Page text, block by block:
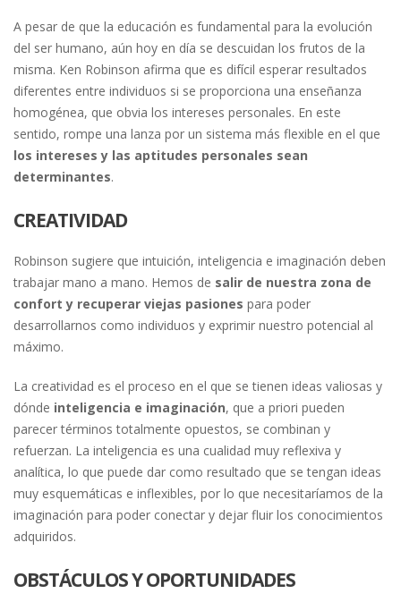
A pesar de que la educación es fundamental para la evolución
del ser humano, aún hoy en día se descuidan los frutos de la
misma. Ken Robinson afirma que es difícil esperar resultados
diferentes entre individuos si se proporciona una enseñanza
homogénea, que obvia los intereses personales. En este
sentido, rompe una lanza por un sistema más flexible en el que
los intereses y las aptitudes personales sean
determinantes.
CREATIVIDAD
Robinson sugiere que intuición, inteligencia e imaginación deben
trabajar mano a mano. Hemos de salir de nuestra zona de
confort y recuperar viejas pasiones para poder
desarrollarnos como individuos y exprimir nuestro potencial al
máximo.
La creatividad es el proceso en el que se tienen ideas valiosas y
dónde inteligencia e imaginación, que a priori pueden
parecer términos totalmente opuestos, se combinan y
refuerzan. La inteligencia es una cualidad muy reflexiva y
analítica, lo que puede dar como resultado que se tengan ideas
muy esquemáticas e inflexibles, por lo que necesitaríamos de la
imaginación para poder conectar y dejar fluir los conocimientos
adquiridos.
OBSTÁCULOS Y OPORTUNIDADES